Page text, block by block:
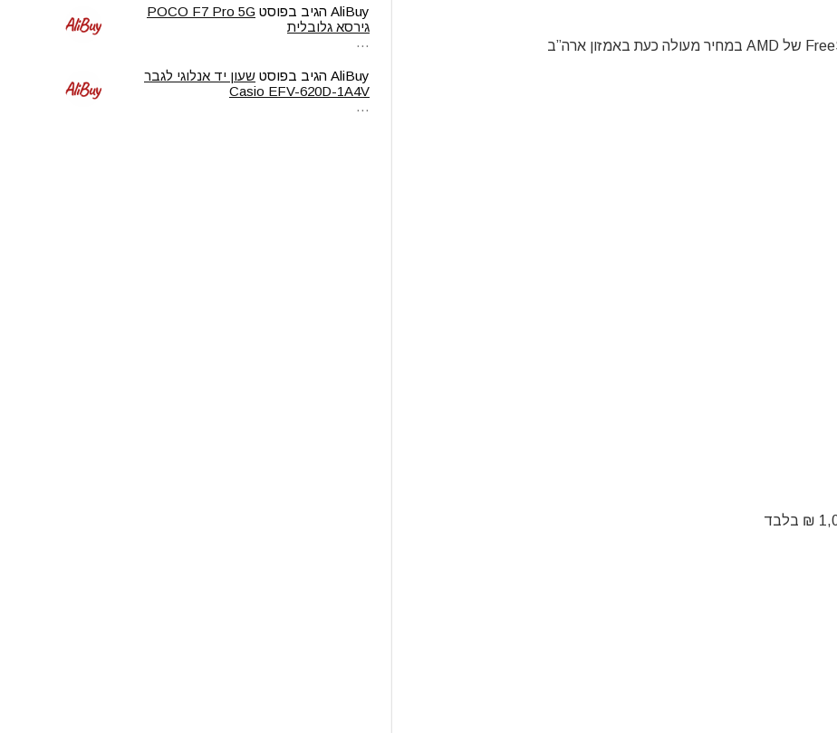
AliBuy הגיב בפוסט POCO F7 Pro 5G
גירסא גלובלית
…
AliBuy הגיב בפוסט שעון יד אנלוגי לגבר
Casio EFV-620D-1A4V
…